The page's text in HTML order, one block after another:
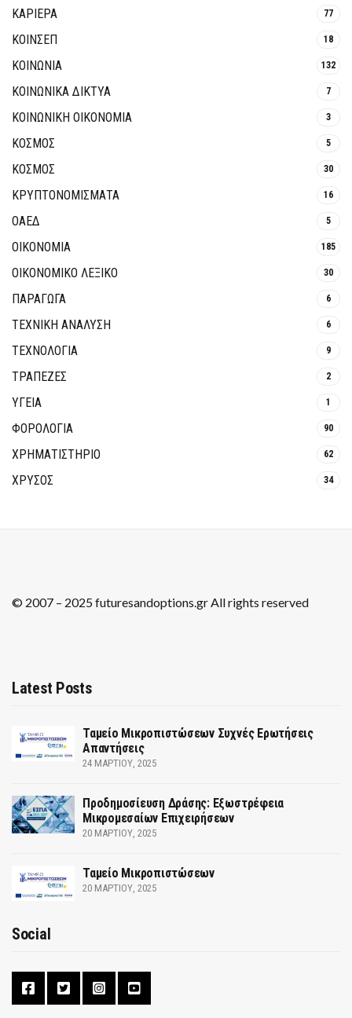
ΚΑΡΙΕΡΑ 77
ΚΟΙΝΣΕΠ 18
ΚΟΙΝΩΝΙΑ 132
ΚΟΙΝΩΝΙΚΆ ΔΊΚΤΥΑ 7
ΚΟΙΝΩΝΙΚΉ ΟΙΚΟΝΟΜΊΑ 3
ΚΟΣΜΟΣ 5
ΚΟΣΜΟΣ 30
ΚΡΥΠΤΟΝΟΜΊΣΜΑΤΑ 16
ΟΑΕΔ 5
ΟΙΚΟΝΟΜΙΑ 185
ΟΙΚΟΝΟΜΙΚΟ ΛΕΞΙΚΟ 30
ΠΑΡΑΓΩΓΑ 6
ΤΕΧΝΙΚΗ ΑΝΑΛΥΣΗ 6
ΤΕΧΝΟΛΟΓΙΑ 9
ΤΡΆΠΕΖΕΣ 2
ΥΓΕΙΑ 1
ΦΟΡΟΛΟΓΙΑ 90
ΧΡΗΜΑΤΙΣΤΗΡΙΟ 62
ΧΡΥΣΟΣ 34
© 2007 – 2025 futuresandoptions.gr All rights reserved
Latest Posts
Ταμείο Μικροπιστώσεων Συχνές Ερωτήσεις
Απαντήσεις
24 ΜΑΡΤΊΟΥ, 2025
Προδημοσίευση Δράσης: Εξωστρέφεια
Μικρομεσαίων Επιχειρήσεων
20 ΜΑΡΤΊΟΥ, 2025
Ταμείο Μικροπιστώσεων
20 ΜΑΡΤΊΟΥ, 2025
Social